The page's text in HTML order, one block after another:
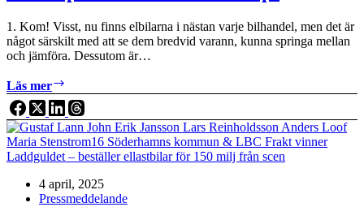
1. Kom! Visst, nu finns elbilarna i nästan varje bilhandel, men det är
något särskilt med att se dem bredvid varann, kunna springa mellan
och jämföra. Dessutom är…
Läs mer
Expo
–
2030:s
fem
bästa
4 april, 2025
Pressmeddelande